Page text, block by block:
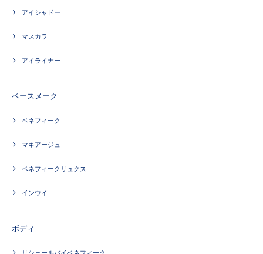
アイシャドー
マスカラ
アイライナー
ベースメーク
ベネフィーク
マキアージュ
ベネフィークリュクス
インウイ
ボディ